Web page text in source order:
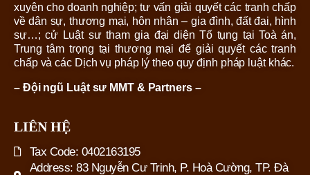
xuyên cho doanh nghiệp; tư vấn giải quyết các tranh chấp
về dân sự, thương mại, hôn nhân – gia đình, đất đai, hình
sự…; cử Luật sư tham gia đại diện Tố tụng tại Toà án,
Trung tâm trọng tại thương mại để giải quyết các tranh
chấp và các Dịch vụ pháp lý theo quy định pháp luật khác.
– Đội ngũ Luật sư MMT & Partners –
LIÊN HỆ
Tax Code: 0402163195
Address: 83 Nguyễn Cư Trinh, P. Hoà Cường, TP. Đà